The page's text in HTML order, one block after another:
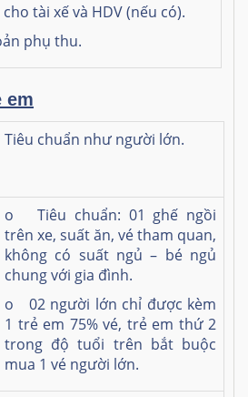
tài xế và HDV (nếu có).
phụ thu.
em
Tiêu chuẩn như người lớn.
o Tiêu chuẩn: 01 ghế ngồi
trên xe, suất ăn, vé tham quan,
không có suất ngủ – bé ngủ
chung với gia đình.
o 02 người lớn chỉ được kèm
1 trẻ em 75% vé, trẻ em thứ 2
trong độ tuổi trên bắt buộc
mua 1 vé người lớn.